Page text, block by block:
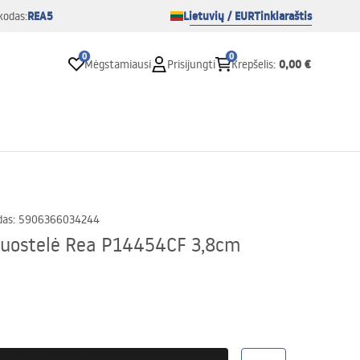
REA5 Lietuvių / EURTinklaraštis
0
Mėgstamiausi Prisijungti
0
Krepšelis: 0,00 €
: 5906366034244
Rea P14454CF 3,8cm